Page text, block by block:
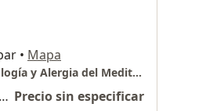
• Mapa
UDIAM Unidad de Inmunología y Alergia del Mediterráneo VALLEDUPAR
Prueba intraepidérmica de alergia con escarificación o puntura Precio sin especificar